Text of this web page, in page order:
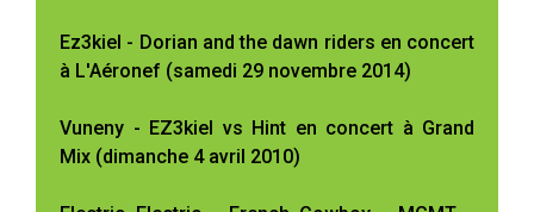
Ez3kiel - Dorian and the dawn riders en concert
à L'Aéronef (samedi 29 novembre 2014)
Vuneny - EZ3kiel vs Hint en concert à Grand
Mix (dimanche 4 avril 2010)